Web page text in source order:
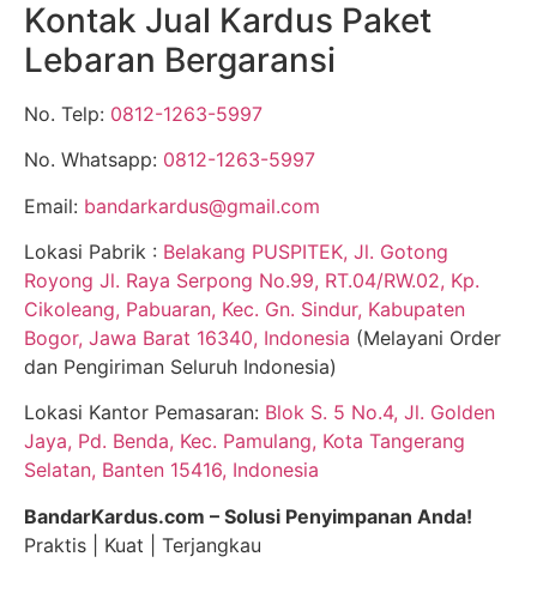
Kontak Jual Kardus Paket
Lebaran Bergaransi
No. Telp: 0812-1263-5997
No. Whatsapp: 0812-1263-5997
Email: bandarkardus@gmail.com
Lokasi Pabrik : Belakang PUSPITEK, Jl. Gotong
Royong Jl. Raya Serpong No.99, RT.04/RW.02, Kp.
Cikoleang, Pabuaran, Kec. Gn. Sindur, Kabupaten
Bogor, Jawa Barat 16340, Indonesia (Melayani Order
dan Pengiriman Seluruh Indonesia)
Lokasi Kantor Pemasaran: Blok S. 5 No.4, Jl. Golden
Jaya, Pd. Benda, Kec. Pamulang, Kota Tangerang
Selatan, Banten 15416, Indonesia
BandarKardus.com – Solusi Penyimpanan Anda!
Praktis | Kuat | Terjangkau